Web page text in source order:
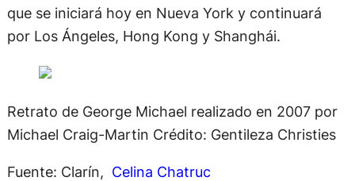
que se iniciará hoy en Nueva York y continuará
por Los Ángeles, Hong Kong y Shanghái.
Retrato de George Michael realizado en 2007 por
Michael Craig-Martin Crédito: Gentileza Christies
Fuente: Clarín, Celina Chatruc